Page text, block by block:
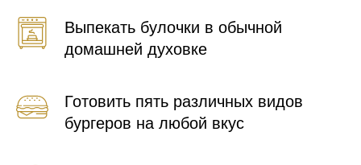
Выпекать булочки в обычной
домашней духовке
Готовить пять различных видов
бургеров на любой вкус